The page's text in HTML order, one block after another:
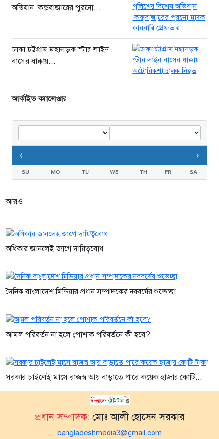
অভিযান কক্সবাজারের পুরনো...
ঢাকা চট্টগ্রাম মহাসড়ক স্টার লাইন
বাসের ধাক্কায়...
আর্কাইভ ক্যালেণ্ডার
‹ ›
SU MO TU WE TH FR SA
আরও
অধিকার জানলেই জাগে দায়িত্ববোধ
দৈনিক বাংলাদেশ মিডিয়ার প্রধান সম্পাদকের নববর্ষের শুভেচ্ছা
আমল পরিবর্তন না হলে পোশাক পরিবর্তনে কী হবে?
সরকার চাইলেই মাসে রাজস্ব আয় বাড়াতে পারে কয়েক হাজার কোটি...
প্রধান সম্পাদক: মোঃ আলী হোসেন সরকার
bangladeshmedia3@gmail.com